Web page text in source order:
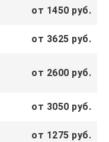
от 1450 руб.
от 3625 руб.
от 2600 руб.
от 3050 руб.
от 1275 руб.